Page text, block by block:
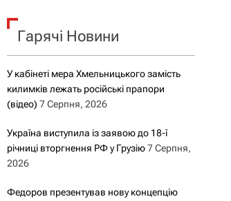
у
к
Гарячі Новини
У кабінеті мера Хмельницького замість
килимків лежать російські прапори
(відео) 7 Серпня, 2026
Україна виступила із заявою до 18-ї
річниці вторгнення РФ у Грузію 7 Серпня,
2026
Федоров презентував нову концепцію